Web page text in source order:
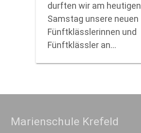
durften wir am heutigen
Samstag unsere neuen
Fünftklässlerinnen und
Fünftklässler an…
Marienschule Krefeld